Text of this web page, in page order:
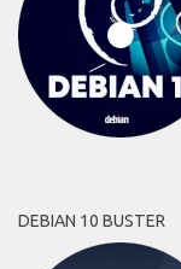
DEBIAN 10 BUSTER